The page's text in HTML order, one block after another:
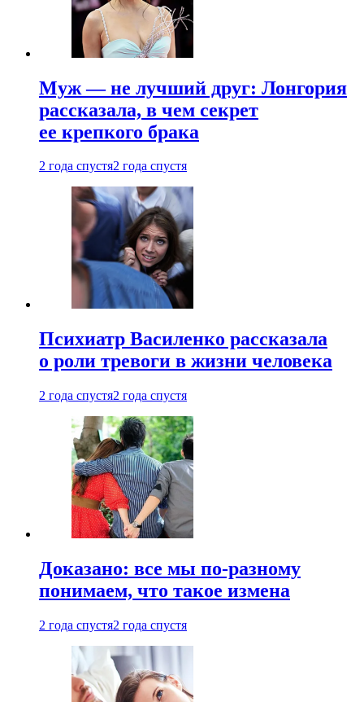
Муж — не лучший друг: Лонгория
рассказала, в чем секрет
ее крепкого брака
2 года спустя2 года спустя
Психиатр Василенко рассказала
о роли тревоги в жизни человека
2 года спустя2 года спустя
Доказано: все мы по-разному
понимаем, что такое измена
2 года спустя2 года спустя